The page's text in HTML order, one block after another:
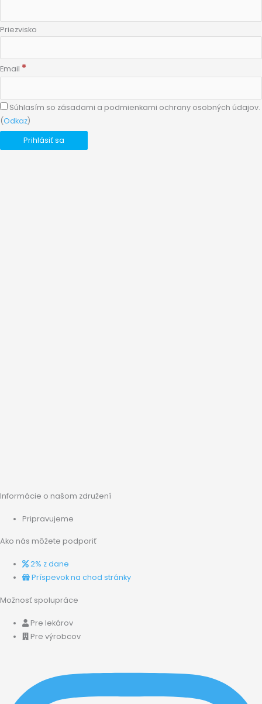
Priezvisko
Email *
Súhlasím so zásadami a podmienkami ochrany osobných údajov.
(Odkaz)
Informácie o našom združení
Pripravujeme
Ako nás môžete podporiť
2% z dane
Príspevok na chod stránky
Možnosť spolupráce
Pre lekárov
Pre výrobcov